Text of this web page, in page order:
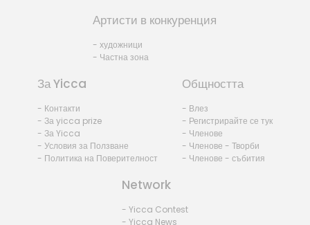
Артисти в конкуренция
- художници
- Частна зона
За Yicca
- Контакти
- За yicca prize
- За Yicca
- Условия за Ползване
- Политика на Поверителност
Общността
- Влез
- Регистрирайте се тук
- Членове
- Членове - Творби
- Членове - събития
Network
- Yicca Contest
- Yicca News